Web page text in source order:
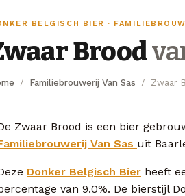
BELGISCH BIER ·
Brood
Familiebrouwerij Van Sas Zwaar
Zwaar Brood is een bier
Van Sas uit
Donker Belgisch Bier heeft
van 9.0%. De bierstijl